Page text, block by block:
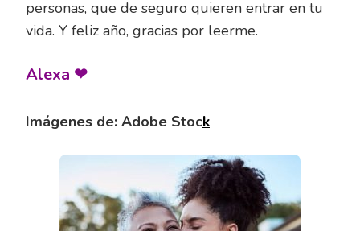
personas, que de seguro quieren entrar en tu
vida. Y feliz año, gracias por leerme.
Alexa ❤
Imágenes de: Adobe Stock